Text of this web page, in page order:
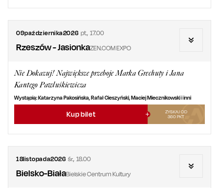
09października2026 pt.,17.00
Rzeszów - JasionkaZEN.COM EXPO
Nie Dokazuj! Największe przeboje Marka Grechuty i Jana
Kantego Pawluśkiewicza
Wystąpią: Katarzyna Pakosińska, Rafał Cieszyński, Maciej Miecznikowski i inni
Kup bilet
ZYSKAJ OD
360 PKT
18listopada2026 śr.,18.00
Bielsko-BiałaBielskie Centrum Kultury